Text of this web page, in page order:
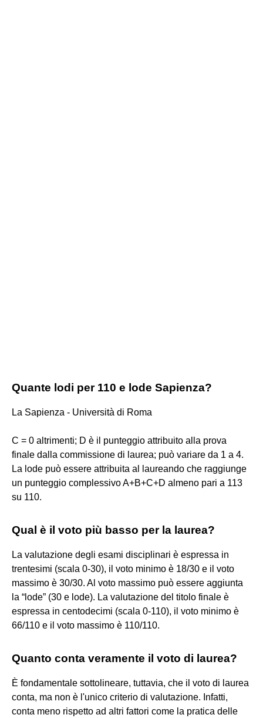
Quante lodi per 110 e lode Sapienza?
La Sapienza - Università di Roma
C = 0 altrimenti; D è il punteggio attribuito alla prova
finale dalla commissione di laurea; può variare da 1 a 4.
La lode può essere attribuita al laureando che raggiunge
un punteggio complessivo A+B+C+D almeno pari a 113
su 110.
Qual è il voto più basso per la laurea?
La valutazione degli esami disciplinari è espressa in
trentesimi (scala 0-30), il voto minimo è 18/30 e il voto
massimo è 30/30. Al voto massimo può essere aggiunta
la “lode” (30 e lode). La valutazione del titolo finale è
espressa in centodecimi (scala 0-110), il voto minimo è
66/110 e il voto massimo è 110/110.
Quanto conta veramente il voto di laurea?
È fondamentale sottolineare, tuttavia, che il voto di laurea
conta, ma non è l'unico criterio di valutazione. Infatti,
conta meno rispetto ad altri fattori come la pratica delle